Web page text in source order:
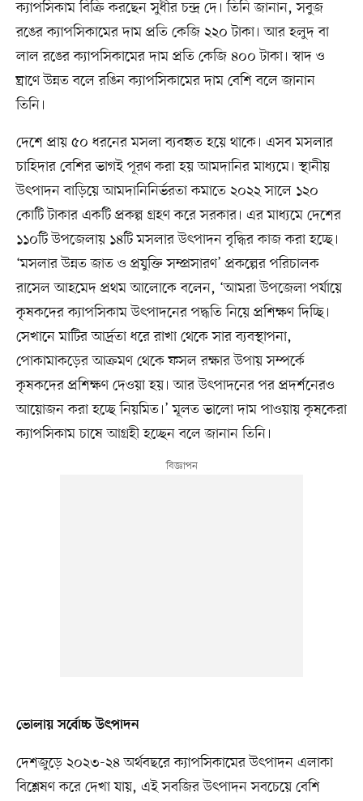
ক্যাপসিকাম বিক্রি করছেন সুধীর চন্দ্র দে। তিনি জানান, সবুজ
রঙের ক্যাপসিকামের দাম প্রতি কেজি ২২০ টাকা। আর হলুদ বা
লাল রঙের ক্যাপসিকামের দাম প্রতি কেজি ৪০০ টাকা। স্বাদ ও
ঘ্রাণে উন্নত বলে রঙিন ক্যাপসিকামের দাম বেশি বলে জানান
তিনি।
দেশে প্রায় ৫০ ধরনের মসলা ব্যবহৃত হয়ে থাকে। এসব মসলার
চাহিদার বেশির ভাগই পূরণ করা হয় আমদানির মাধ্যমে। স্থানীয়
উৎপাদন বাড়িয়ে আমদানিনির্ভরতা কমাতে ২০২২ সালে ১২০
কোটি টাকার একটি প্রকল্প গ্রহণ করে সরকার। এর মাধ্যমে দেশের
১১০টি উপজেলায় ১৪টি মসলার উৎপাদন বৃদ্ধির কাজ করা হচ্ছে।
‘মসলার উন্নত জাত ও প্রযুক্তি সম্প্রসারণ’ প্রকল্পের পরিচালক
রাসেল আহমেদ প্রথম আলোকে বলেন, ‘আমরা উপজেলা পর্যায়ে
কৃষকদের ক্যাপসিকাম উৎপাদনের পদ্ধতি নিয়ে প্রশিক্ষণ দিচ্ছি।
সেখানে মাটির আর্দ্রতা ধরে রাখা থেকে সার ব্যবস্থাপনা,
পোকামাকড়ের আক্রমণ থেকে ফসল রক্ষার উপায় সম্পর্কে
কৃষকদের প্রশিক্ষণ দেওয়া হয়। আর উৎপাদনের পর প্রদর্শনেরও
আয়োজন করা হচ্ছে নিয়মিত।’ মূলত ভালো দাম পাওয়ায় কৃষকেরা
ক্যাপসিকাম চাষে আগ্রহী হচ্ছেন বলে জানান তিনি।
ভোলায় সর্বোচ্চ উৎপাদন
দেশজুড়ে ২০২৩-২৪ অর্থবছরে ক্যাপসিকামের উৎপাদন এলাকা
বিশ্লেষণ করে দেখা যায়, এই সবজির উৎপাদন সবচেয়ে বেশি